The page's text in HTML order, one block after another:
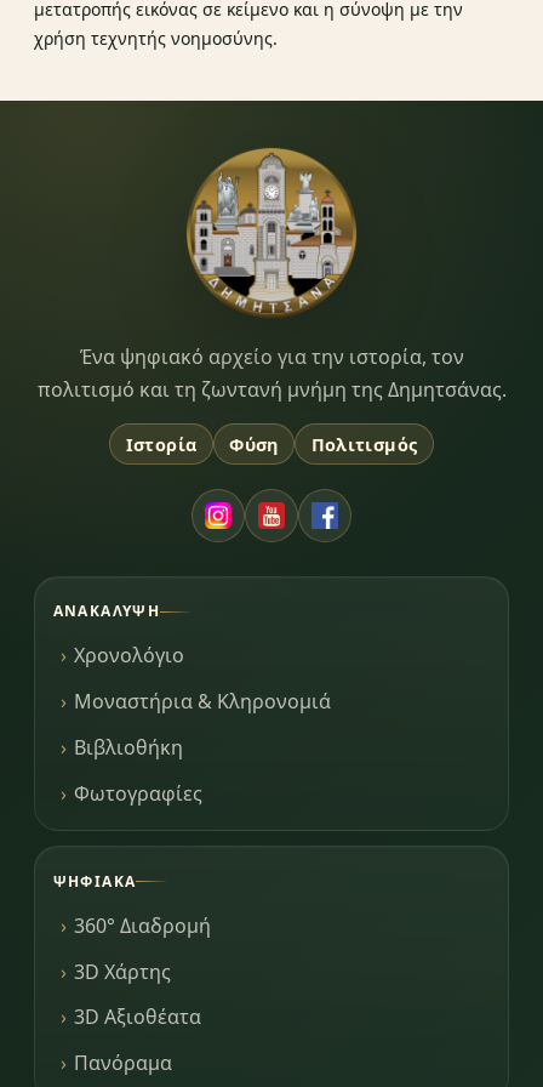
μετατροπής εικόνας σε κείμενο και η σύνοψη με την
χρήση τεχνητής νοημοσύνης.
Dimitsana.gr
Ένα ψηφιακό αρχείο για την ιστορία, τον
πολιτισμό και τη ζωντανή μνήμη της Δημητσάνας.
Ιστορία Φύση Πολιτισμός
ΑΝΑΚΆΛΥΨΗ
Χρονολόγιο
Μοναστήρια & Κληρονομιά
Βιβλιοθήκη
Φωτογραφίες
ΨΗΦΙΑΚΆ
360° Διαδρομή
3D Χάρτης
3D Αξιοθέατα
Πανόραμα